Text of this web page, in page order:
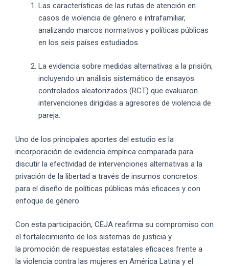
Las características de las rutas de atención en
casos de violencia de género e intrafamiliar,
analizando marcos normativos y políticas públicas
en los seis países estudiados.
La evidencia sobre medidas alternativas a la prisión,
incluyendo un análisis sistemático de ensayos
controlados aleatorizados (RCT) que evaluaron
intervenciones dirigidas a agresores de violencia de
pareja.
Uno de los principales aportes del estudio es la
incorporación de evidencia empírica comparada para
discutir la efectividad de intervenciones alternativas a la
privación de la libertad a través de insumos concretos
para el diseño de políticas públicas más eficaces y con
enfoque de género.
Con esta participación, CEJA reafirma su compromiso con
el fortalecimiento de los sistemas de justicia y
la promoción de respuestas estatales eficaces frente a
la violencia contra las mujeres en América Latina y el